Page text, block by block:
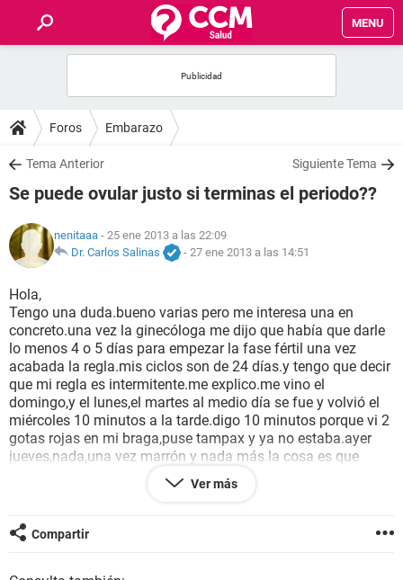
MENU
FOROS
SALUD
FAMILIA
NUTRICIÓN
BIENESTAR
SEXUALIDAD
GLOSARIO
Foros Embarazo
Tema Anterior Siguiente Tema
Se puede ovular justo si terminas el periodo??
nenitaaa - 25 ene 2013 a las 22:09
Dr. Carlos Salinas
- 27 ene 2013 a las 14:51
Hola,
Tengo una duda.bueno varias pero me interesa una en
concreto.una vez la ginecóloga me dijo que había que darle
lo menos 4 o 5 días para empezar la fase fértil una vez
acabada la regla.mis ciclos son de 24 días.y tengo que decir
que mi regla es intermitente.me explico.me vino el
domingo,y el lunes,el martes al medio día se fue y volvió el
miércoles 10 minutos a la tarde.digo 10 minutos porque vi 2
gotas rojas en mi braga,puse tampax y ya no estaba.ayer
jueves,nada,una vez marrón y nada más.la cosa es que
hoy,mi sexto día de ciclo,vi flujo elástico,a la mañana
transparente,a la tarde,rosado.ahora nada de nada.se puede
pensado empezar mañana,pero es que ya no se si veré el día
bueno.gracias por leerme.
Ver más
Compartir